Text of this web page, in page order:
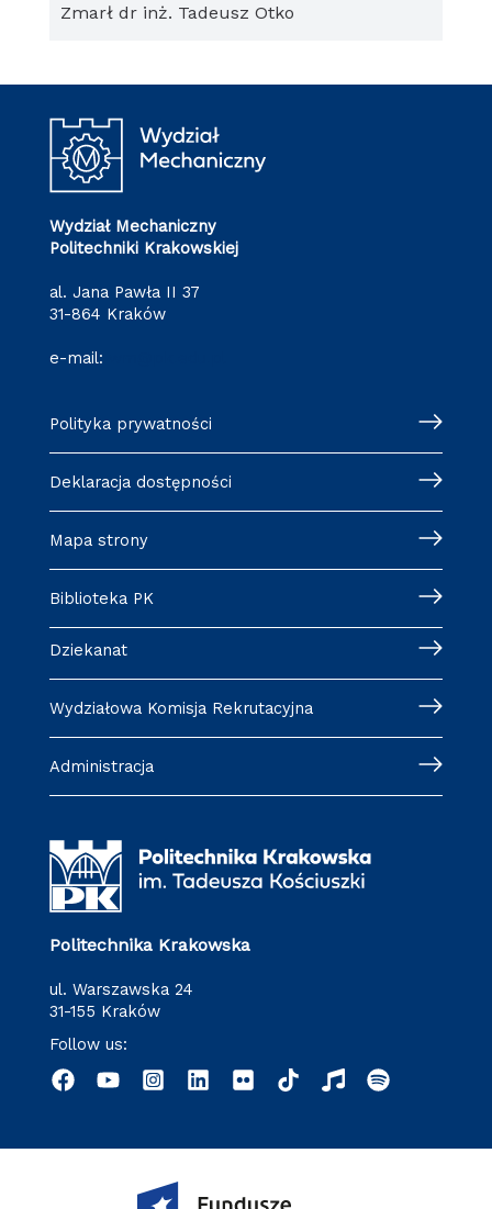
Zmarł dr inż. Tadeusz Otko
Wydział Mechaniczny
Politechniki Krakowskiej
al. Jana Pawła II 37
31-864 Kraków
e-mail:
Polityka prywatności
Deklaracja dostępności
Mapa strony
Biblioteka PK
Dziekanat
Wydziałowa Komisja Rekrutacyjna
Administracja
Politechnika Krakowska
ul. Warszawska 24
31-155 Kraków
Follow us: